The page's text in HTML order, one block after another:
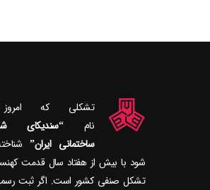
تشکلی که
نام“سندیکای
ساختمانی ایران”
تشکل صنفی کشور است. اگر ثبت